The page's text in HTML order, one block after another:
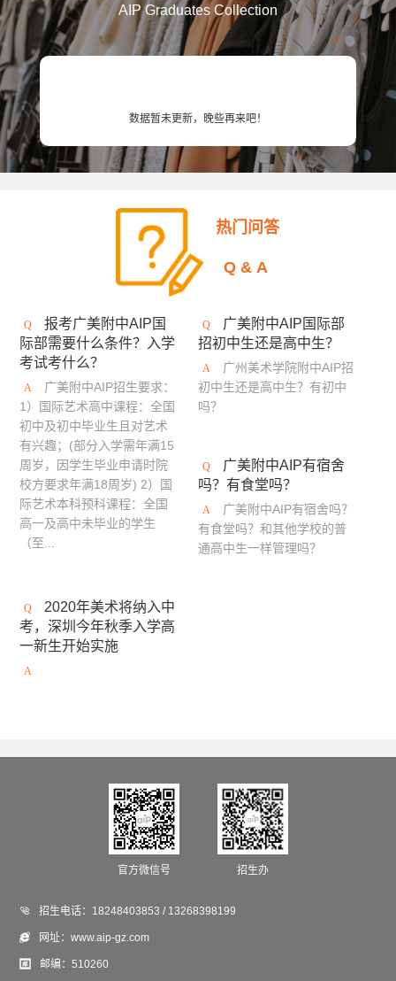
英国曼彻斯特城市大学 英国提赛德大学
美国加州艺术大学 英国伯恩茅斯艺术大学
美国奥蒂斯艺术与设计学院
英国创意艺术大学 诺森比亚大学 多摩美术大学
蒙纳士大学 英国法尔茅斯大学
伦敦布鲁内尔大学 美国林林艺术设计学院
澳门理工学院 美国旧金山艺术学院
英国布莱顿大学 艾米丽卡尔艺术与设计大学
英国邓迪大学 京都艺术大学 罗切斯特理工学院
英国密德萨斯大学
美国缅因艺术学院
成安造形大学 中央圣马丁艺术与设计学院
澳门城市大学 法国高布兰学院
冲绳县立艺术大学
AIP Graduates Collection
数据暂未更新，晚些再来吧！
热门问答
Q&A
报考广美附中AIP国
际部需要什么条件？入学
考试考什么？
广美附中AIP招生要求：
1）国际艺术高中课程：全国
初中及初中毕业生且对艺术
有兴趣；(部分入学需年满15
周岁，因学生毕业申请时院
校方要求年满18周岁) 2）国
际艺术本科预科课程：全国
高一及高中未毕业的学生
（至...
广美附中AIP国际部
招初中生还是高中生？
广州美术学院附中AIP招
初中生还是高中生？有初中
吗？
广美附中AIP有宿舍
吗？有食堂吗？
广美附中AIP有宿舍吗？
有食堂吗？和其他学校的普
通高中生一样管理吗？
2020年美术将纳入中
考，深圳今年秋季入学高
一新生开始实施
官方微信号 招生办
 招生电话： 18248403853 / 13268398199
 网址：www.aip-gz.com
 邮编：510260